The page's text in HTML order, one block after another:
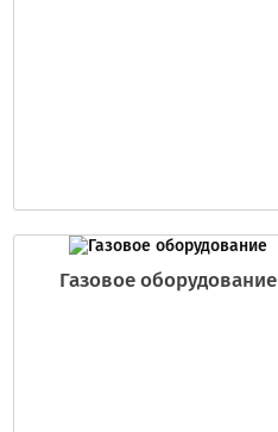
Газовое оборудование